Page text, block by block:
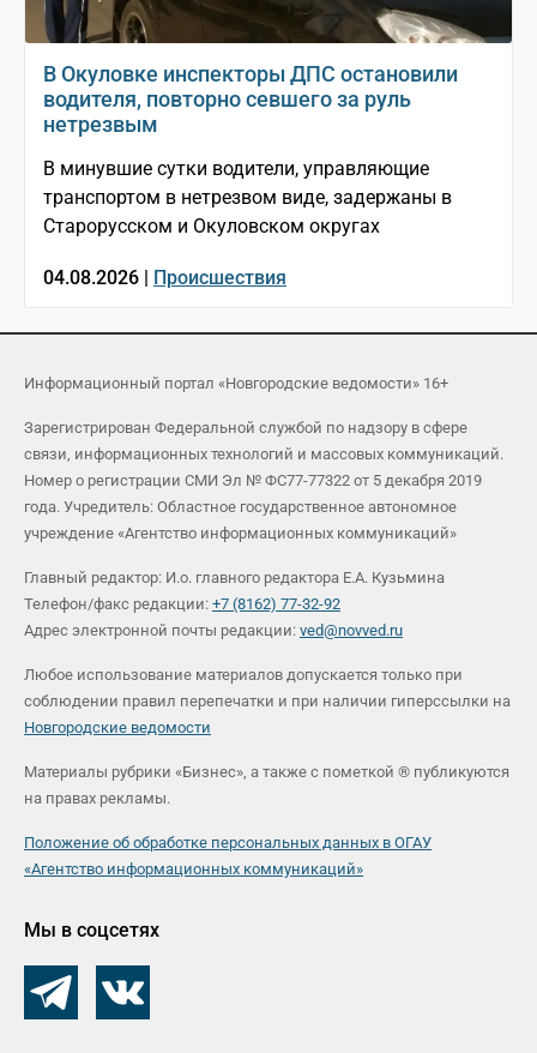
В Окуловке инспекторы ДПС остановили
водителя, повторно севшего за руль
нетрезвым
В минувшие сутки водители, управляющие
транспортом в нетрезвом виде, задержаны в
Старорусском и Окуловском округах
04.08.2026 | Происшествия
Информационный портал «Новгородские ведомости» 16+
Зарегистрирован Федеральной службой по надзору в сфере
связи, информационных технологий и массовых коммуникаций.
Номер о регистрации СМИ Эл № ФС77-77322 от 5 декабря 2019
года. Учредитель: Областное государственное автономное
учреждение «Агентство информационных коммуникаций»
Главный редактор: И.о. главного редактора Е.А. Кузьмина
Телефон/факс редакции: +7 (8162) 77-32-92
Адрес электронной почты редакции: ved@novved.ru
Любое использование материалов допускается только при
соблюдении правил перепечатки и при наличии гиперссылки на
Новгородские ведомости
Материалы рубрики «Бизнес», а также с пометкой ® публикуются
на правах рекламы.
Положение об обработке персональных данных в ОГАУ
«Агентство информационных коммуникаций»
Мы в соцсетях